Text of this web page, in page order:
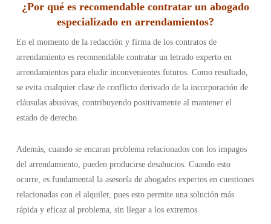
¿Por qué es recomendable contratar un abogado
especializado en arrendamientos?
En el momento de la redacción y firma de los contratos de
arrendamiento es recomendable contratar un letrado experto en
arrendamientos para eludir inconvenientes futuros. Como resultado,
se evita cualquier clase de conflicto derivado de la incorporación de
cláusulas abusivas, contribuyendo positivamente al mantener el
estado de derecho.
Además, cuando se encaran problema relacionados con los impagos
del arrendamiento, pueden producirse desahucios. Cuando esto
ocurre, es fundamental la asesoría de abogados expertos en cuestiones
relacionadas con el alquiler, pues esto permite una solución más
rápida y eficaz al problema, sin llegar a los extremos.